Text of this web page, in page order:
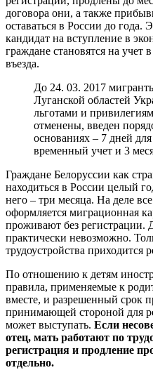
договора они, а также
оставаться в России до года.
кандидат на вступление в
граждане становятся на учет
въезда.
До 24. 03. 2017
Луганской областей
льготами и
отменены, введен
основаниях – 7 дней
временный учет и 3
Граждане Белоруссии как
находиться в России целый
него – три месяца. На деле
оформляется миграционная
проживают без регистрации.
практически невозможно.
трудоустройства приходится
По отношению к детям
правила, применяемые к
вместе, и разрешенный срок
принимающей стороной для
может выступать. Если
отец, мать работают по
регистрация и продление
отдельно.